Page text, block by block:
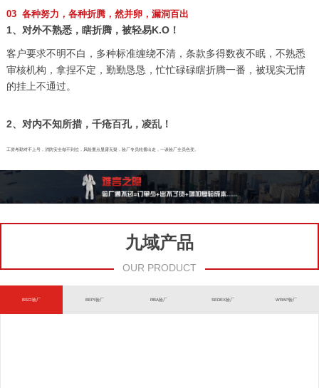
03 各种努力，各种折腾，然并卵，漏洞百出
1、对外不熟悉，瞎折腾，被轻易K.O！
客户要求不明不白，多种标准缠绕不清，条款多得数夜不眠，不熟悉
审核机构，拿捏不定，勤勤恳恳，忙忙碌碌瞎折腾一番，被现实无情
的挂上不通过。
2、对内不知所措，千疮百孔，凌乱！
工资考勤对不上号，消防安全做不到位，风险重点显露无疑，验厂专员轮番出走，一谈验厂全员色变。
九域产品
OUR PRODUCT
BSCI验厂 BEPI验厂 RBA验厂 SEDEX验厂 WRAP验厂